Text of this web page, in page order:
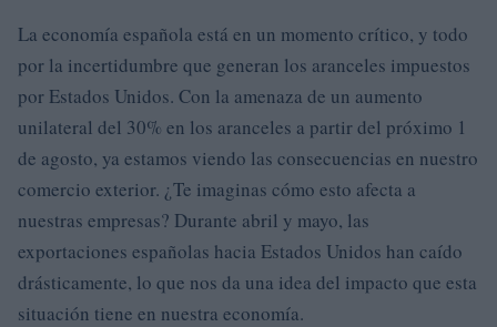
La economía española está en un momento crítico, y todo
por la incertidumbre que generan los aranceles impuestos
por Estados Unidos. Con la amenaza de un aumento
unilateral del 30% en los aranceles a partir del próximo 1
de agosto, ya estamos viendo las consecuencias en nuestro
comercio exterior. ¿Te imaginas cómo esto afecta a
nuestras empresas? Durante abril y mayo, las
exportaciones españolas hacia Estados Unidos han caído
drásticamente, lo que nos da una idea del impacto que esta
situación tiene en nuestra economía.